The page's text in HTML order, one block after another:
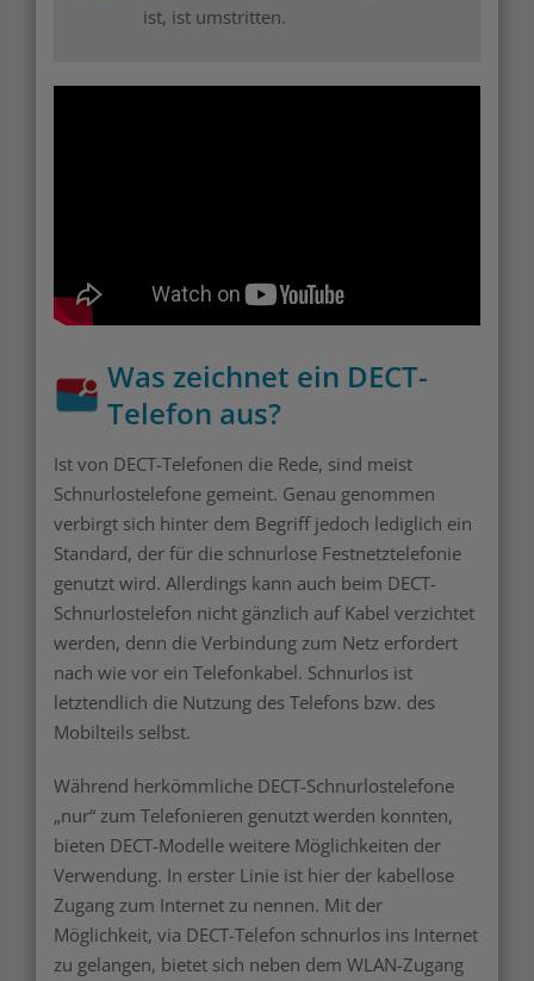
ist, ist umstritten.
Was zeichnet ein DECT-
Telefon aus?
Ist von DECT-Telefonen die Rede, sind meist
Schnurlostelefone gemeint. Genau genommen
verbirgt sich hinter dem Begriff jedoch lediglich ein
Standard, der für die schnurlose Festnetztelefonie
genutzt wird. Allerdings kann auch beim DECT-
Schnurlostelefon nicht gänzlich auf Kabel verzichtet
werden, denn die Verbindung zum Netz erfordert
nach wie vor ein Telefonkabel. Schnurlos ist
letztendlich die Nutzung des Telefons bzw. des
Mobilteils selbst.
Während herkömmliche DECT-Schnurlostelefone
„nur“ zum Telefonieren genutzt werden konnten,
bieten DECT-Modelle weitere Möglichkeiten der
Verwendung. In erster Linie ist hier der kabellose
Zugang zum Internet zu nennen. Mit der
Möglichkeit, via DECT-Telefon schnurlos ins Internet
zu gelangen, bietet sich neben dem WLAN-Zugang